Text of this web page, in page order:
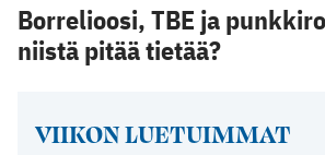
VIIKON LUETUIMMAT
Borrelioosi, TBE ja
niistä pitää tietää?